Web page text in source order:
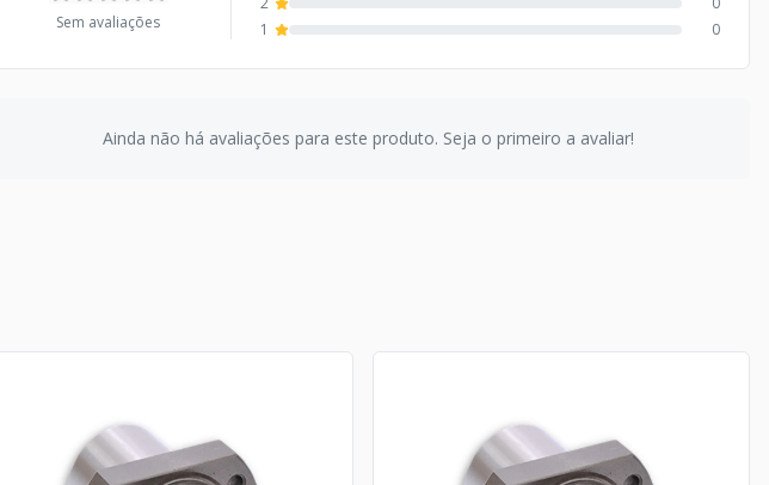
Sem avaliações
1
0
Ainda não há avaliações para este produto. Seja o primeiro a avaliar!